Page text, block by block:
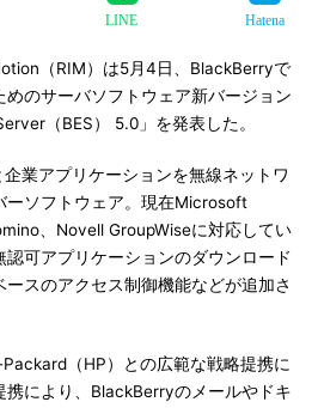
LINE Hatena
（RIM）は5月4日、BlackBerryで
のサーバソフトウェア新バージョン
（BES） 5.0」を発表した。
業アプリケーションを無線ネットワ
ーソフトウェア。現在Microsoft
、Novell GroupWiseに対応してい
可アプリケーションのダウンロード
スのアクセス制御機能などが追加さ
（HP）との広範な戦略提携に
携により、BlackBerryのメールやドキ